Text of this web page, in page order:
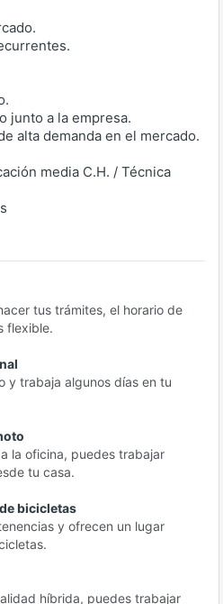
junto a la empresa.
alta demanda en el mercado.
media C.H. / Técnica
tus trámites, el horario de
flexible.
y trabaja algunos días en tu
la oficina, puedes trabajar
tu casa.
bicicletas
y ofrecen un lugar
híbrida, puedes trabajar